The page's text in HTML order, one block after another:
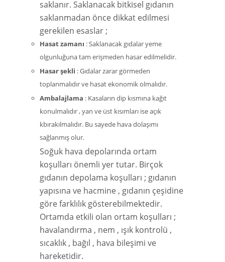
saklanır. Saklanacak bitkisel gıdanın
saklanmadan önce dikkat edilmesi
gerekilen esaslar ;
Hasat zamanı : Saklanacak gıdalar yeme
olgunluğuna tam erişmeden hasar edilmelidir.
Hasar şekli : Gıdalar zarar görmeden
toplanmalıdır ve hasat ekonomik olmalıdır.
Ambalajlama : Kasaların dip kısmına kağıt
konulmalıdır , yan ve üst kısımları ise açık
kbırakılmalıdır. Bu sayede hava dolaşımı
sağlanmış olur.
Soğuk hava depolarında ortam
koşulları önemli yer tutar. Birçok
gıdanın depolama koşulları ; gıdanın
yapısına ve hacmine , gıdanın çeşidine
göre farklılık gösterebilmektedir.
Ortamda etkili olan ortam koşulları ;
havalandırma , nem , ışık kontrolü ,
sıcaklık , bağıl , hava bileşimi ve
hareketidir.